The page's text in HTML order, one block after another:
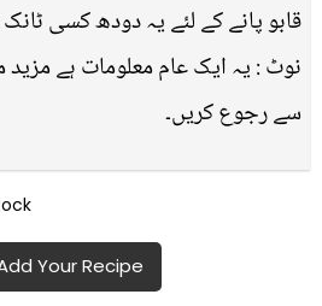
قابو پانے کے لئے یہ دودھ کسی
نوٹ : یہ ایک عام معلومات ہے مزید
سے رجوع کریں۔
Your Recipe